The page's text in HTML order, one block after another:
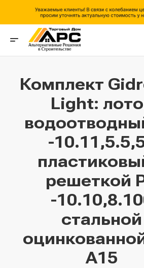
Комплект
Light:
-
решеткой
-
стальной
A15